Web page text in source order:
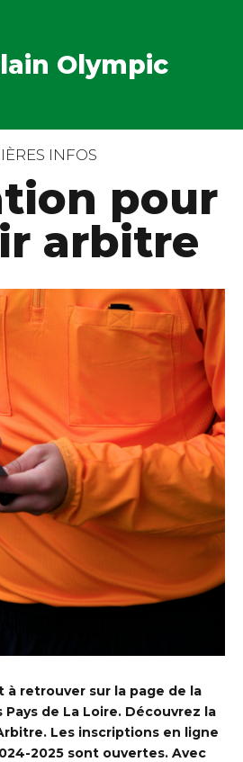
Olympic
INFOS
pour
arbitre
à retrouver sur la page de la
de La Loire. Découvrez la
Les inscriptions en ligne
2025 sont ouvertes. Avec